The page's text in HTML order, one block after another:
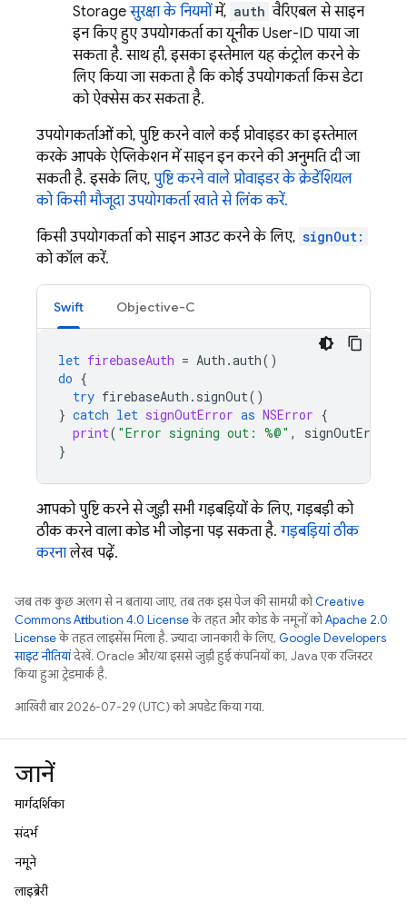
Storage सुरक्षा के नियमोंमें, auth वैरिएबल से साइन
इन किए हुए उपयोगकर्ता का यूनीक User-ID पाया जा
सकता है. साथ ही, इसका इस्तेमाल यह कंट्रोल करने के
लिए किया जा सकता है कि कोई उपयोगकर्ता किस डेटा
को ऐक्सेस कर सकता है.
उपयोगकर्ताओं को, पुष्टि करने वाले कई प्रोवाइडर का इस्तेमाल
करके आपके ऐप्लिकेशन में साइन इन करने की अनुमति दी जा
सकती है. इसके लिए, पुष्टि करने वाले प्रोवाइडर के क्रेडेंशियल
को किसी मौजूदा उपयोगकर्ता खाते से लिंक करें.
किसी उपयोगकर्ता को साइन आउट करने के लिए, signOut:
को कॉल करें.
Swift Objective-C
let firebaseAuth = Auth .auth()
do {
try firebaseAuth . signOut()
} catch let signOutError as NSError {
print( "Error signing out: %@" , signOutError
}
आपको पुष्टि करने से जुड़ी सभी गड़बड़ियों के लिए, गड़बड़ी को
ठीक करने वाला कोड भी जोड़ना पड़ सकता है. गड़बड़ियां ठीक
करनालेख पढ़ें.
जब तक कुछ अलग से न बताया जाए, तब तक इस पेज की सामग्री कोCreative
Commons Attribution 4.0 Licenseके तहत और कोड के नमूनों कोApache 2.0
Licenseके तहत लाइसेंस मिला है. ज़्यादा जानकारी के लिए, Google Developers
साइट नीतियांदेखें. Oracle और/या इससे जुड़ी हुई कंपनियों का, Java एक रजिस्टर
किया हुआ ट्रेडमार्क है.
आखिरी बार 2026-07-29 (UTC) को अपडेट किया गया.
जानें
मार्गदर्शिका
संदर्भ
नमूने
लाइब्रेरी